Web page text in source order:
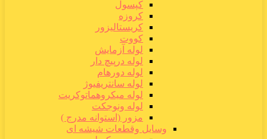
کپسول
کروزه
کریستالیزور
کووت
لوله آزمایش
لوله درپیچ دار
لوله دورهام
لوله سانتریفیوژ
لوله میکروهماتوکریت
لوله ونوجکت
مزور (استوانه مدرج )
وسایل وقطعات شیشه ای